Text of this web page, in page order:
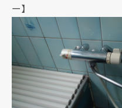
ー】